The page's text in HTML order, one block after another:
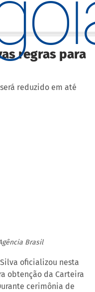
regras para
reduzido em até
Brasil
oficializou nesta
obtenção da Carteira
cerimônia de